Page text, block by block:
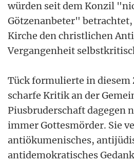
würden seit dem Konzil
Götzenanbeter" betrachtet,
Kirche den christlichen
Vergangenheit
Tück formulierte in diesem
scharfe Kritik an der
Piusbruderschaft dagegen
immer Gottesmörder. Sie
antiökumenisches,
antidemokratisches